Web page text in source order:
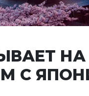
НА
С